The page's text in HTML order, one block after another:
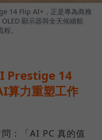
14 Flip AI+，正是專為商務
顯示器與全天候續航
。
Prestige 14
算力重塑工作
：「AI PC 真的值